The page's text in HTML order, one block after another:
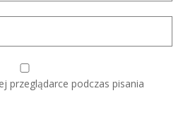
przeglądarce podczas pisania